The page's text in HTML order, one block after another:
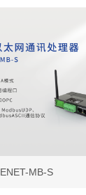
ENET-MB-S